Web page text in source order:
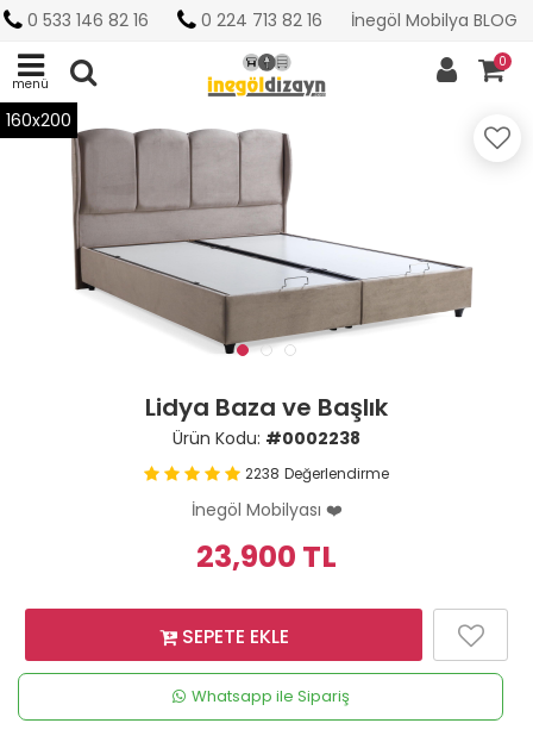
0 533 146 82 16 0 224 713 82 16 İnegöl Mobilya BLOG
menü
0
160x200
Lidya Baza ve Başlık
Ürün Kodu: #0002238
2238 Değerlendirme
İnegöl Mobilyası ❤️
23,900 TL
SEPETE EKLE
Whatsapp ile Sipariş